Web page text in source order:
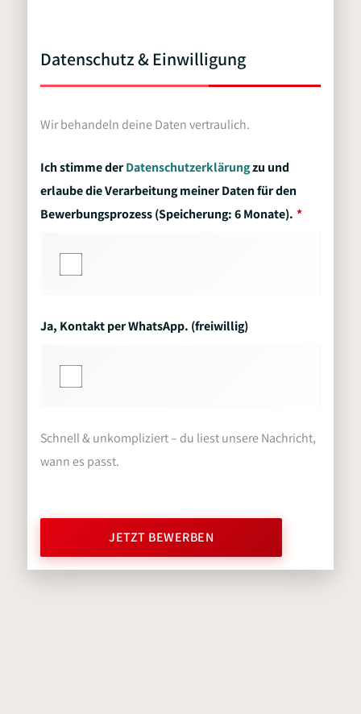
Datenschutz & Einwilligung
Wir behandeln deine Daten vertraulich.
Ich stimme derDatenschutzerklärungzu und
erlaube die Verarbeitung meiner Daten für den
Bewerbungsprozess (Speicherung: 6 Monate).
Ja, Kontakt per WhatsApp. (freiwillig)
Schnell & unkompliziert – du liest unsere Nachricht,
wann es passt.
JETZT BEWERBEN